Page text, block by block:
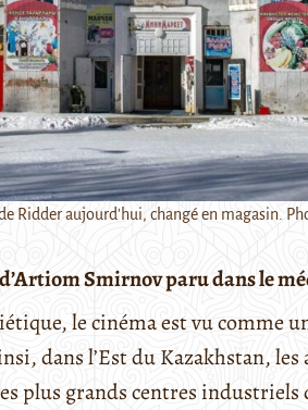
de Ridder aujourd'hui, changé en magasin.
Smirnov paru dans le
le cinéma est vu comme
dans l’Est du Kazakhstan, les
plus grands centres industriels